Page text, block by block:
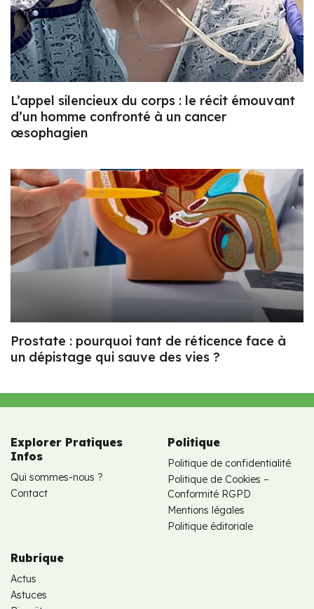
L’appel silencieux du corps : le récit émouvant
d’un homme confronté à un cancer
œsophagien
Prostate : pourquoi tant de réticence face à
un dépistage qui sauve des vies ?
Explorer Pratiques
Infos
Qui sommes-nous ?
Contact
Politique
Politique de confidentialité
Politique de Cookies –
Conformité RGPD
Mentions légales
Politique éditoriale
Rubrique
Actus
Astuces